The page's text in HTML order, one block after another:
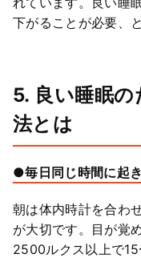
下がることが必要、
5. 良い睡眠
法とは
●毎日同じ時間に起
朝は体内時計を合わ
が大切です。目が覚
2500ルクス以上で15